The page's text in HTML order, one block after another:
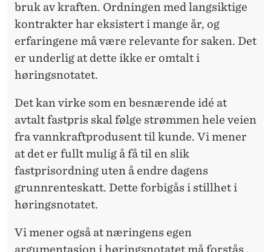
bruk av kraften. Ordningen med langsiktige
kontrakter har eksistert i mange år, og
erfaringene må være relevante for saken. Det
er underlig at dette ikke er omtalt i
høringsnotatet.
Det kan virke som en besnærende idé at
avtalt fastpris skal følge strømmen hele veien
fra vannkraftprodusent til kunde. Vi mener
at det er fullt mulig å få til en slik
fastprisordning uten å endre dagens
grunnrenteskatt. Dette forbigås i stillhet i
høringsnotatet.
Vi mener også at næringens egen